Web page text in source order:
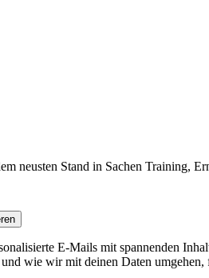
neusten Stand in Sachen Training,
E-Mails mit spannenden
wie wir mit deinen Daten umgehen,